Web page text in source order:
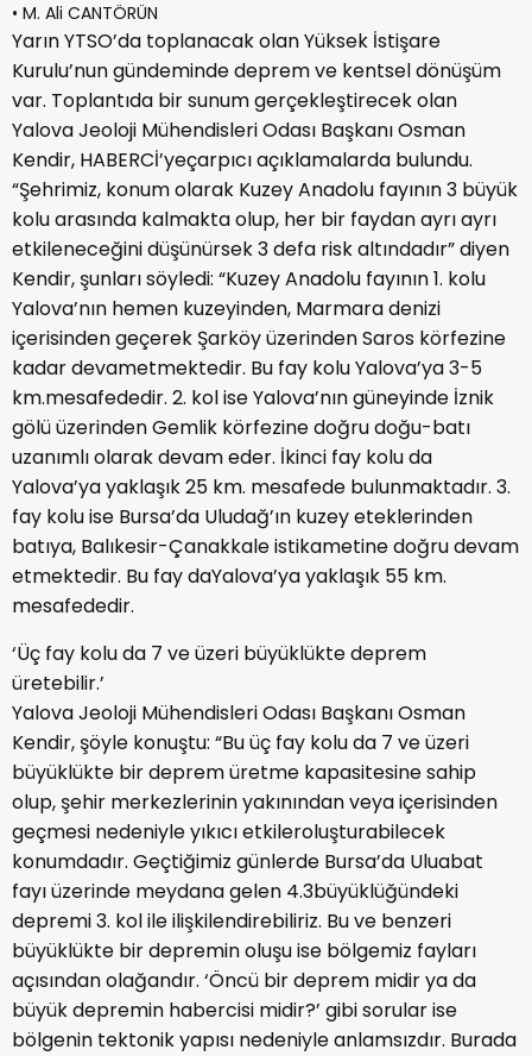
• M. Ali CANTÖRÜN
YarınYTSO’da toplanacak olan Yüksek İstişare
Kurulu’nun gündeminde deprem ve kentsel dönüşüm
var. Toplantıda bir sunum gerçekleştirecek olan
Yalova Jeoloji MühendisleriOdası Başkanı Osman
Kendir, HABERCİ’yeçarpıcı açıklamalarda bulundu.
“Şehrimiz, konum olarak Kuzey Anadolu fayının 3 büyük
koluarasında kalmakta olup, her bir faydan ayrı ayrı
etkileneceğini düşünürsek 3 defa risk altındadır” diyen
Kendir, şunları söyledi: “Kuzey Anadolu fayının 1. kolu
Yalova’nın hemen kuzeyinden, Marmara denizi
içerisinden geçerek Şarköy üzerindenSaros körfezine
kadar devametmektedir. Bu fay kolu Yalova’ya 3-5
km.mesafededir. 2. kol ise Yalova’nın güneyinde İznik
gölü üzerinden Gemlik körfezine doğru doğu-batı
uzanımlı olarak devameder. İkinci fay kolu da
Yalova’ya yaklaşık 25 km. mesafede bulunmaktadır. 3.
fay kolu ise Bursa’da Uludağ’ın kuzey eteklerinden
batıya, Balıkesir-Çanakkale istikametine doğru devam
etmektedir. Bu faydaYalova’ya yaklaşık 55 km.
mesafededir.
‘Üç fay kolu da 7 ve üzeri büyüklüktedeprem
üretebilir.’
Yalova Jeoloji Mühendisleri Odası Başkanı Osman
Kendir, şöyle konuştu: “Bu üç fay kolu da 7 ve üzeri
büyüklükte bir deprem üretme kapasitesine sahip
olup, şehir merkezlerinin yakınından veya içerisinden
geçmesi nedeniyle yıkıcı etkileroluşturabilecek
konumdadır. Geçtiğimiz günlerde Bursa’da Uluabat
fayı üzerinde meydana gelen 4.3büyüklüğündeki
depremi 3. kol ile ilişkilendirebiliriz. Bu ve benzeri
büyüklükte bir depremin oluşu ise bölgemiz fayları
açısından olağandır. ‘Öncü bir deprem midir ya da
büyük depremin habercisi midir?’ gibi sorular ise
bölgenin tektonik yapısı nedeniyle anlamsızdır. Burada